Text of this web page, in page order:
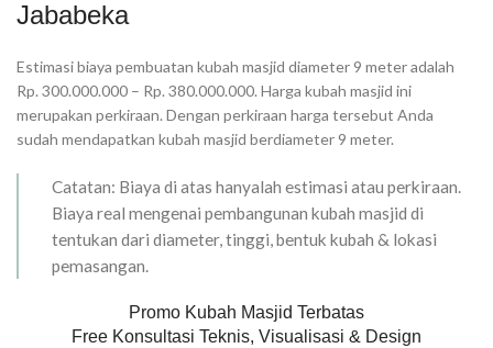
Jababeka
Estimasi biaya pembuatan kubah masjid diameter 9 meter adalah
Rp. 300.000.000 – Rp. 380.000.000. Harga kubah masjid ini
merupakan perkiraan. Dengan perkiraan harga tersebut Anda
sudah mendapatkan kubah masjid berdiameter 9 meter.
Catatan: Biaya di atas hanyalah estimasi atau perkiraan.
Biaya real mengenai pembangunan kubah masjid di
tentukan dari diameter, tinggi, bentuk kubah & lokasi
pemasangan.
Promo Kubah Masjid Terbatas
Free Konsultasi Teknis, Visualisasi & Design